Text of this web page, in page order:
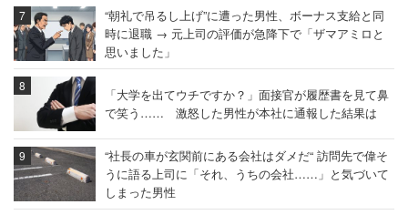
“朝礼で吊るし上げ”に遭った男性、ボーナス支給と同
時に退職 → 元上司の評価が急降下で「ザマアミロと
思いました」
「大学を出てウチですか？」面接官が履歴書を見て鼻
で笑う…… 激怒した男性が本社に通報した結果は
“社長の車が玄関前にある会社はダメだ“ 訪問先で偉そ
うに語る上司に「それ、うちの会社……」と気づいて
しまった男性